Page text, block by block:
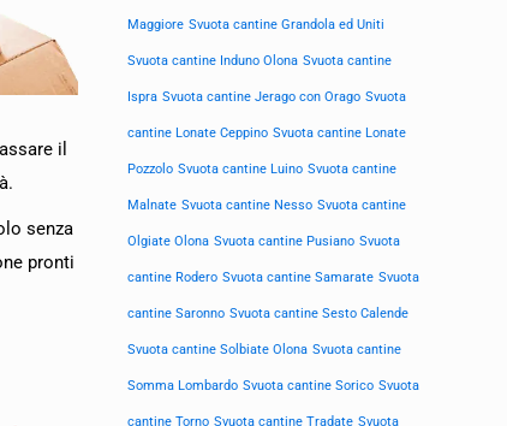
il
senza
pronti
Maggiore Svuota cantine Grandola ed Uniti
Svuota cantine Induno Olona Svuota cantine
Ispra Svuota cantine Jerago con Orago Svuota
cantine Lonate Ceppino Svuota cantine Lonate
Pozzolo Svuota cantine Luino Svuota cantine
Malnate Svuota cantine Nesso Svuota cantine
Olgiate Olona Svuota cantine Pusiano Svuota
cantine Rodero Svuota cantine Samarate Svuota
cantine Saronno Svuota cantine Sesto Calende
Svuota cantine Solbiate Olona Svuota cantine
Somma Lombardo Svuota cantine Sorico Svuota
cantine Torno Svuota cantine Tradate Svuota